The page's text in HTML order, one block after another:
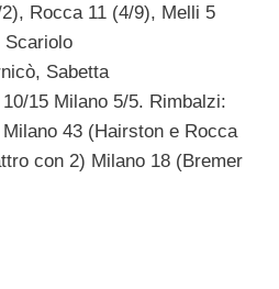
Rocca 11 (4/9), Melli 5
Scariolo
Sabetta
15 Milano 5/5. Rimbalzi:
43 (Hairston e Rocca
con 2) Milano 18 (Bremer